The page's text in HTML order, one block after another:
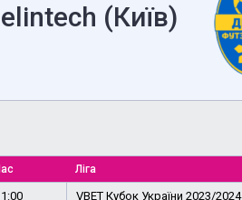
(Київ)
Ліга
VBET Кубок України 2023/2024